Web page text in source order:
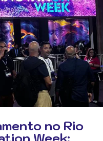
no Rio